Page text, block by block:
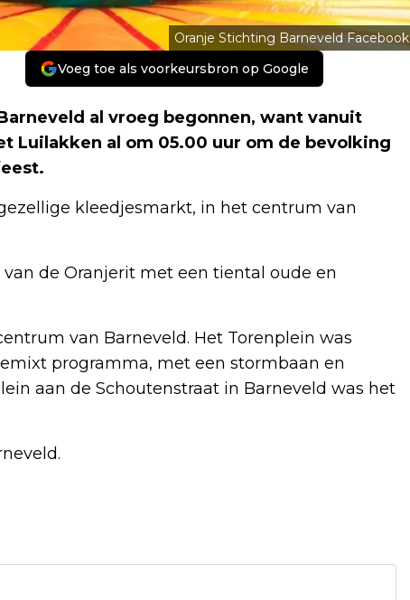
Oranje Stichting Barneveld Facebook
Voeg toe als voorkeursbron op Google
al vroeg begonnen, want vanuit
Luilakken al om 05.00 uur om de bevolking
kleedjesmarkt, in het centrum van
de Oranjerit met een tiental oude en
van Barneveld. Het Torenplein was
programma, met een stormbaan en
aan de Schoutenstraat in Barneveld was het